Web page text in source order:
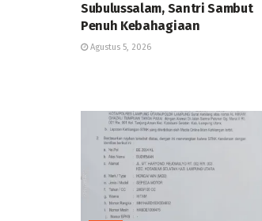
Subulussalam, Santri Sambut
Penuh Kebahagiaan
Agustus 5, 2026